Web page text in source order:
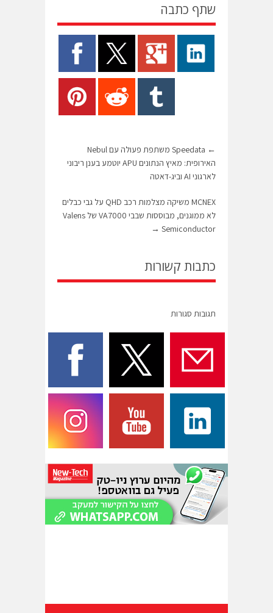
שתף כתבה
←
Speedata משתפת פעולה עם Nebul
האירופית: מאיץ הנתונים APU יוטמע בענן ריבוני
לארגוני AI וביג-דאטה
MCNEX משיקה מצלמות רכב QHD על גבי כבלים
לא ממוגנים, מבוססות שבבי VA7000 של Valens
Semiconductor
→
כתבות קשורות
תגובות סגורות